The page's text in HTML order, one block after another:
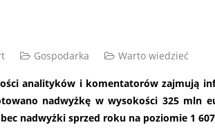
Gospodarka Warto wiedzieć
analityków i komentatorów zajmują
nadwyżkę w wysokości 325 mln
nadwyżki sprzed roku na poziomie 1